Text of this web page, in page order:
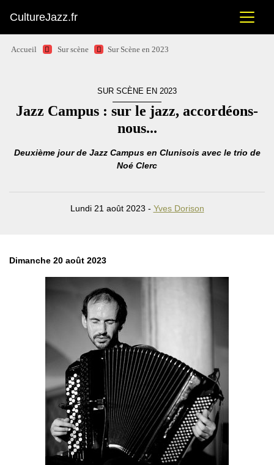
CultureJazz.fr
Accueil Sur scène Sur Scène en 2023
SUR SCÈNE EN 2023
Jazz Campus : sur le jazz, accordéons-
nous...
Deuxième jour de Jazz Campus en Clunisois avec le trio de
Noé Clerc
Lundi 21 août 2023 - Yves Dorison
Dimanche 20 août 2023